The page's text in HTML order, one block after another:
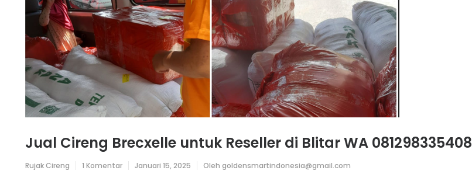
Jual Cireng Brecxelle untuk Reseller di Blitar WA 081298335408
Rujak Cireng 1 KomentarpadaJanuari 15, 2025 Oleh goldensmartindonesia@gmail.com